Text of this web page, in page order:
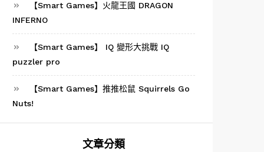
【Smart Games】火龍王國 DRAGON
INFERNO
【Smart Games】 IQ 變形大挑戰 IQ
puzzler pro
【Smart Games】推推松鼠 Squirrels Go
Nuts!
文章分類